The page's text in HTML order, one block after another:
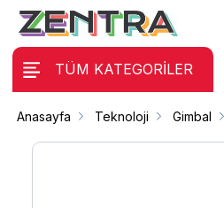
TÜM KATEGORİLER
Anasayfa Teknoloji Gimbal